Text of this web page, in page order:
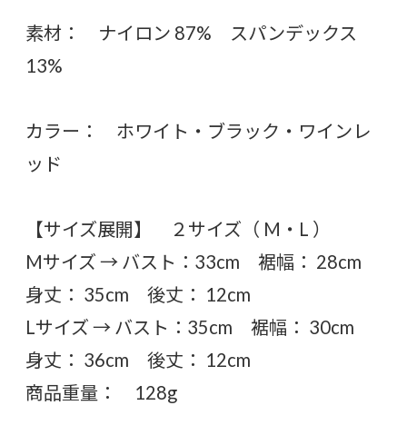
素材： ナイロン 87% スパンデックス
13%
カラー： ホワイト・ブラック・ワインレ
ッド
【サイズ展開】 ２サイズ（ M・L ）
Mサイズ → バスト：33cm 裾幅： 28cm
身丈： 35cm 後丈： 12cm
Lサイズ → バスト：35cm 裾幅： 30cm
身丈： 36cm 後丈： 12cm
商品重量： 128g